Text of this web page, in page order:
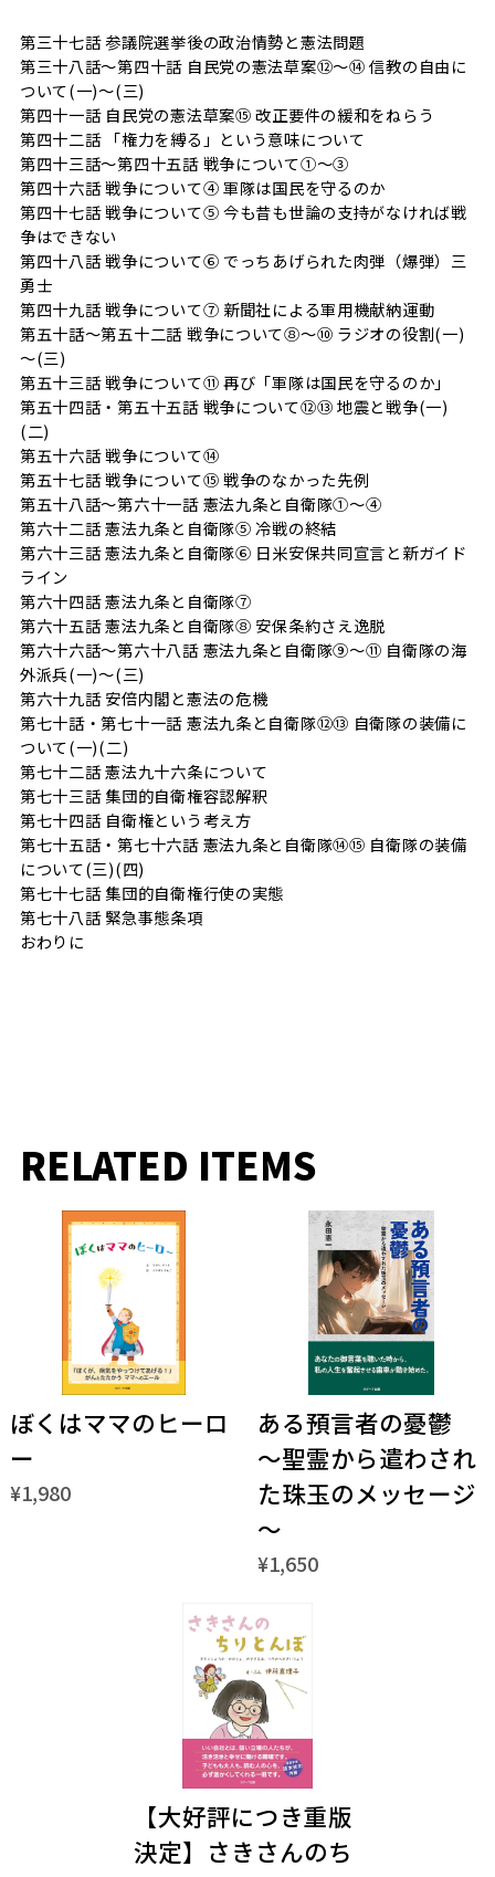
第三十七話 参議院選挙後の政治情勢と憲法問題
第三十八話～第四十話 自民党の憲法草案⑫～⑭ 信教の自由に
ついて(一)～(三)
第四十一話 自民党の憲法草案⑮ 改正要件の緩和をねらう
第四十二話 「権力を縛る」という意味について
第四十三話～第四十五話 戦争について①～③
第四十六話 戦争について④ 軍隊は国民を守るのか
第四十七話 戦争について⑤ 今も昔も世論の支持がなければ戦
争はできない
第四十八話 戦争について⑥ でっちあげられた肉弾（爆弾）三
勇士
第四十九話 戦争について⑦ 新聞社による軍用機献納運動
第五十話～第五十二話 戦争について⑧～⑩ ラジオの役割(一)
～(三)
第五十三話 戦争について⑪ 再び「軍隊は国民を守るのか」
第五十四話・第五十五話 戦争について⑫⑬ 地震と戦争(一)
(二)
第五十六話 戦争について⑭
第五十七話 戦争について⑮ 戦争のなかった先例
第五十八話～第六十一話 憲法九条と自衛隊①～④
第六十二話 憲法九条と自衛隊⑤ 冷戦の終結
第六十三話 憲法九条と自衛隊⑥ 日米安保共同宣言と新ガイド
ライン
第六十四話 憲法九条と自衛隊⑦
第六十五話 憲法九条と自衛隊⑧ 安保条約さえ逸脱
第六十六話～第六十八話 憲法九条と自衛隊⑨～⑪ 自衛隊の海
外派兵(一)～(三)
第六十九話 安倍内閣と憲法の危機
第七十話・第七十一話 憲法九条と自衛隊⑫⑬ 自衛隊の装備に
ついて(一)(二)
第七十二話 憲法九十六条について
第七十三話 集団的自衛権容認解釈
第七十四話 自衛権という考え方
第七十五話・第七十六話 憲法九条と自衛隊⑭⑮ 自衛隊の装備
について(三)(四)
第七十七話 集団的自衛権行使の実態
第七十八話 緊急事態条項
おわりに
RELATED ITEMS
ぼくはママのヒーロ
ー
¥1,980
ある預言者の憂鬱
～聖霊から遣わされ
た珠玉のメッセージ
～
¥1,650
【大好評につき重版
決定】さきさんのち